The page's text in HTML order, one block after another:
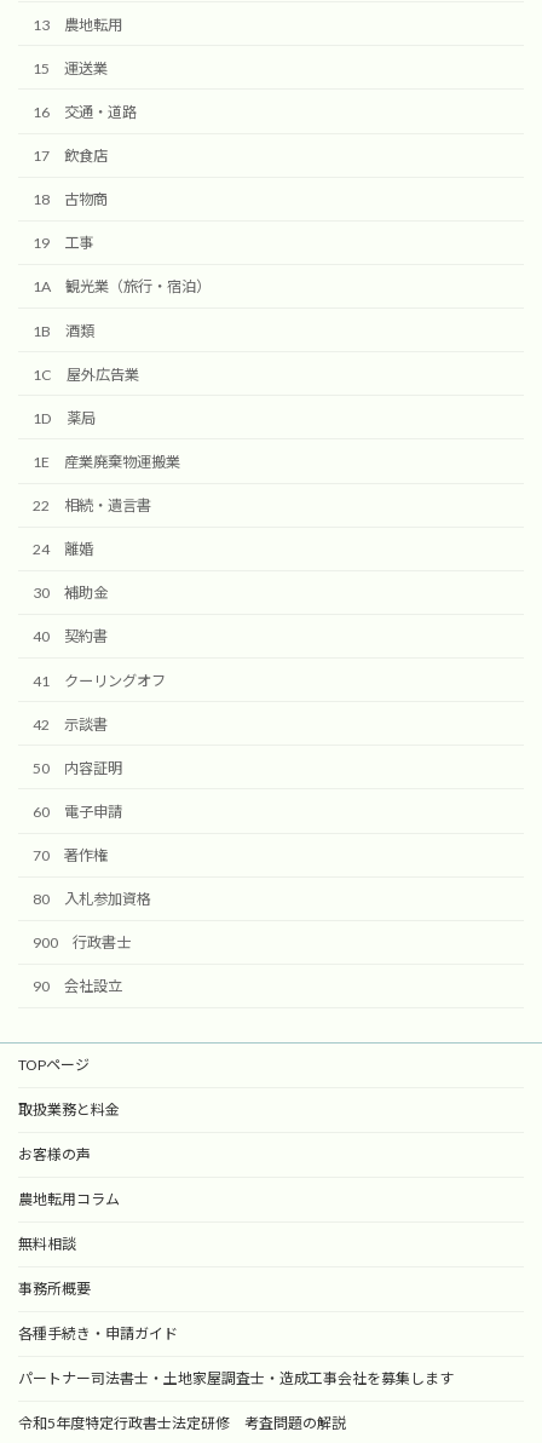
13 農地転用
15 運送業
16 交通・道路
17 飲食店
18 古物商
19 工事
1A 観光業（旅行・宿泊）
1B 酒類
1C 屋外広告業
1D 薬局
1E 産業廃棄物運搬業
22 相続・遺言書
24 離婚
30 補助金
40 契約書
41 クーリングオフ
42 示談書
50 内容証明
60 電子申請
70 著作権
80 入札参加資格
900 行政書士
90 会社設立
TOPページ
取扱業務と料金
お客様の声
農地転用コラム
無料相談
事務所概要
各種手続き・申請ガイド
パートナー司法書士・土地家屋調査士・造成工事会社を募集します
令和5年度特定行政書士法定研修 考査問題の解説